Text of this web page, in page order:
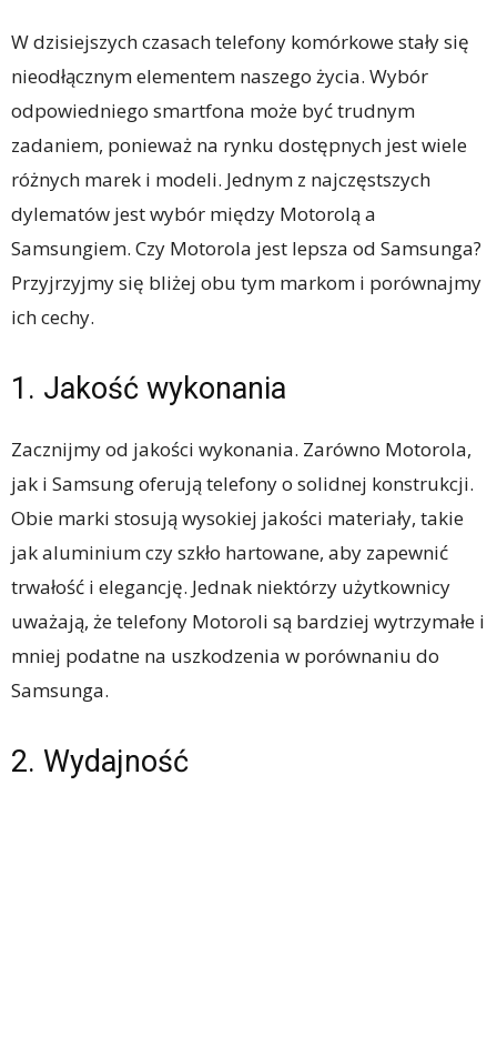
W dzisiejszych czasach telefony komórkowe stały się
nieodłącznym elementem naszego życia. Wybór
odpowiedniego smartfona może być trudnym
zadaniem, ponieważ na rynku dostępnych jest wiele
różnych marek i modeli. Jednym z najczęstszych
dylematów jest wybór między Motorolą a
Samsungiem. Czy Motorola jest lepsza od Samsunga?
Przyjrzyjmy się bliżej obu tym markom i porównajmy
ich cechy.
1. Jakość wykonania
Zacznijmy od jakości wykonania. Zarówno Motorola,
jak i Samsung oferują telefony o solidnej konstrukcji.
Obie marki stosują wysokiej jakości materiały, takie
jak aluminium czy szkło hartowane, aby zapewnić
trwałość i elegancję. Jednak niektórzy użytkownicy
uważają, że telefony Motoroli są bardziej wytrzymałe i
mniej podatne na uszkodzenia w porównaniu do
Samsunga.
2. Wydajność